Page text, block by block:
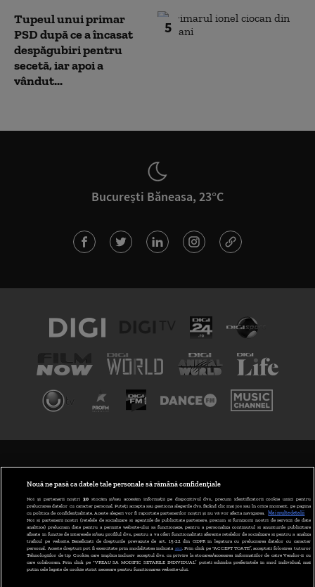
5
Tupeul unui primar
PSD după ce a încasat
despăgubiri pentru
secetă, iar apoi a
vândut...
București Băneasa, 23°C
ABONARE DIGI TV
GESTIONAȚI PREFERINȚELE
CODUL DIGI24
CAMERE WEB
Nouă ne pasă ca datele tale personale să rămână confidențiale
Noi și partenerii noștri 30stocăm și/sau accesăm informații pe dispozitivul dvs., precum identificatorii cookie unici pentru
prelucrarea datelor cu caracter personal. Puteți accepta sau gestiona alegerile dvs. făcând clic mai jos sau în orice moment, pe pagina
cu politica de confidențialitate. Aceste alegeri vor fi raportate partenerilor noștri și nu vă vor afecta navigarea.
Mai multe detalii
Noi si partenerii nostri (retelele de socializare si agentiile de publicitate partenere, precum si furnizorii nostri de servicii de date
analitice) prelucram date pentru a permite website-ului sa functioneze, pentru a personaliza continutul si anunturile publicitare
afisate in functie de interesele si/sau profilul dvs., pentru a va oferi functionalitati aferente retelelor de socializare si pentru a analiza
traficul pe website. Beneficiati de drepturile prevazute de art. 15-22 din GDPR in legatura cu prelucrarea datelor cu caracter
personal. Aceste drepturi pot fi exercitate prin modalitatea indicata aici. Prin click pe “ACCEPT TOATE”, acceptati folosirea tuturor
Tehnologiilor de tip Cookie, care implica inclusiv acceptul dvs. cu privire la stocarea/accesarea informatiilor de catre Vendor-ii cu
care colaboram. Prin click pe “VREAU SA MODIFIC SETARILE INDIVIDUAL” puteti schimba preferintele in mod individual, mai
putin cele legate de cookie strict necesare pentru functionarea website-ului.